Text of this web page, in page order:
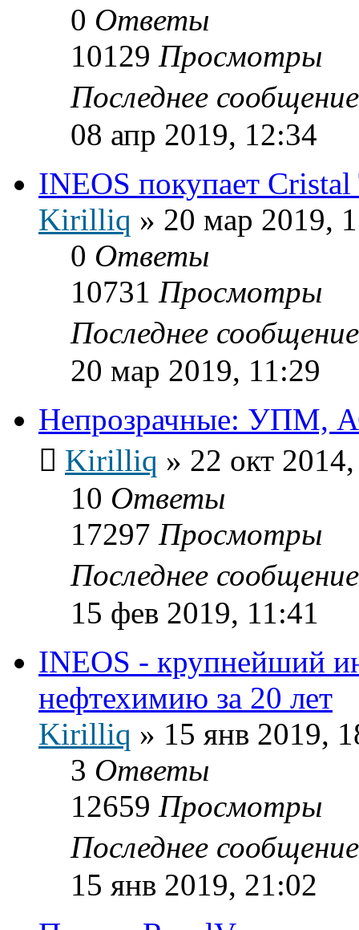
0 Ответы
10129 Просмотры
Последнее
08 апр 2019, 12:34
INEOS покупает
Kirilliq » 20 мар 2019,
0 Ответы
10731 Просмотры
Последнее
20 мар 2019, 11:29
Непрозрачные: УПМ,
Kirilliq » 22 окт
10 Ответы
17297 Просмотры
Последнее
15 фев 2019, 11:41
INEOS - крупнейший
нефтехимию за 20 лет
Kirilliq » 15 янв 2019,
3 Ответы
12659 Просмотры
Последнее
15 янв 2019, 21:02